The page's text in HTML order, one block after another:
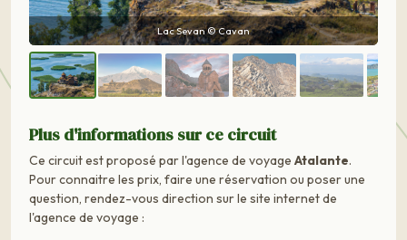
Vue sur le Mont Ararat et le monastère Khor Virap depuis l'Arménie
© Vesta48
Plus d'informations sur ce circuit
Ce circuit est proposé par l'agence de voyage Atalante.
Pour connaitre les prix, faire une réservation ou poser une
question, rendez-vous direction sur le site internet de
l'agence de voyage :